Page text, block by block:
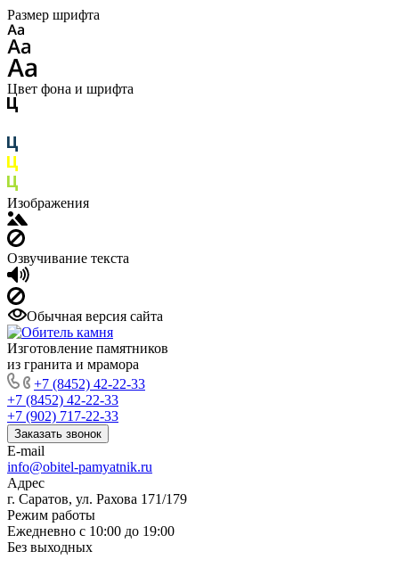
Размер шрифта
Цвет фона и шрифта
Изображения
Озвучивание текста
Обычная версия сайта
Изготовление памятников
из гранита и мрамора
+7 (8452) 42-22-33
+7 (8452) 42-22-33
+7 (902) 717-22-33
Заказать звонок
E-mail
info@obitel-pamyatnik.ru
Адрес
г. Саратов, ул. Рахова 171/179
Режим работы
Ежедневно с 10:00 до 19:00
Без выходных